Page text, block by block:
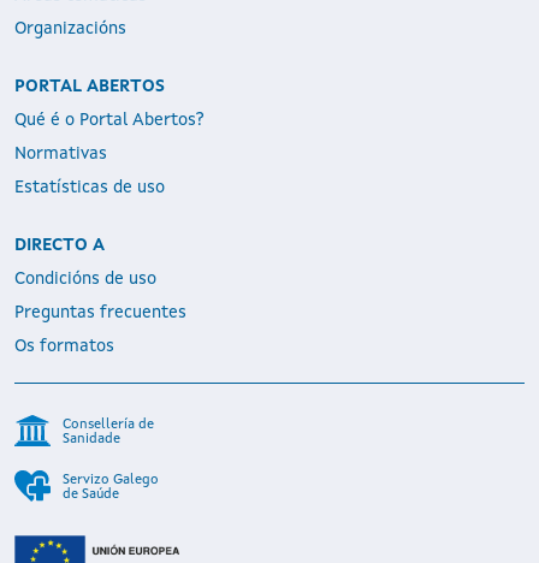
Organizacións
PORTAL ABERTOS
Qué é o Portal Abertos?
Normativas
Estatísticas de uso
DIRECTO A
Condicións de uso
Preguntas frecuentes
Os formatos
Consellería de
Sanidade
Servizo Galego
de Saúde